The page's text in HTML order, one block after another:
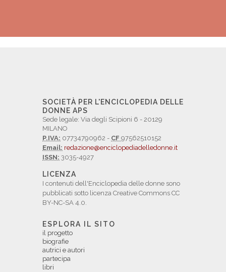
SOCIETÀ PER L'ENCICLOPEDIA DELLE
DONNE APS
Sede legale: Via degli Scipioni 6 - 20129
MILANO
P.IVA: 07734790962 - CF 97562510152
Email: redazione@enciclopediadelledonne.it
ISSN: 3035-4927
LICENZA
I contenuti dell'Enciclopedia delle donne sono
pubblicati sotto licenza Creative Commons CC
BY-NC-SA 4.0.
ESPLORA IL SITO
il progetto
biografie
autrici e autori
partecipa
libri